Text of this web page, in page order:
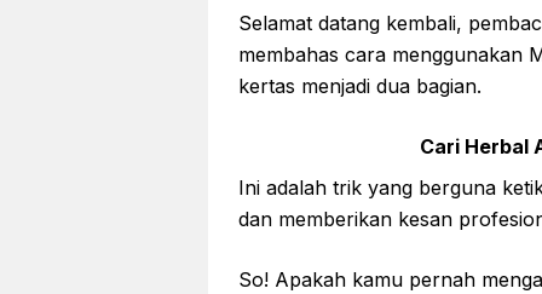
Selamat datang kembali,
membahas cara menggunakan
kertas menjadi dua bagian.
Cari Herbal
Ini adalah trik yang berguna
dan memberikan kesan
So! Apakah kamu pernah